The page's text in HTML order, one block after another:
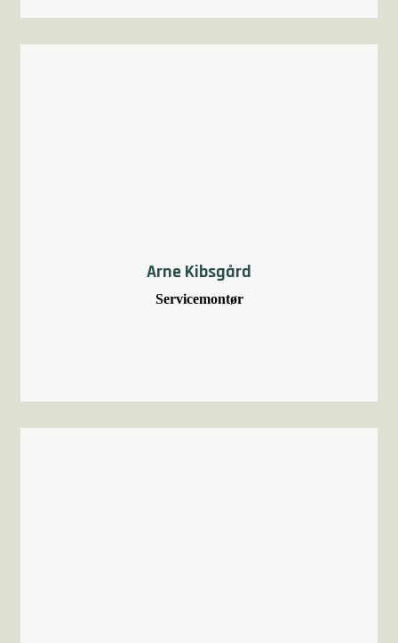
Arne Kibsgård
Servicemontør